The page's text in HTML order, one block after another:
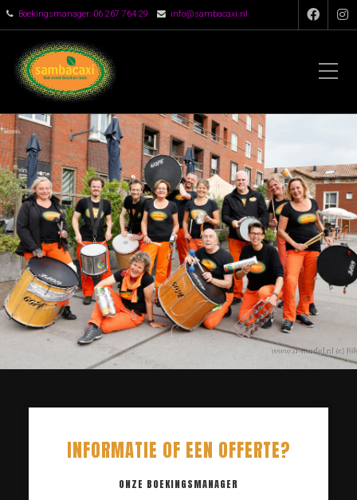
Boekingsmanager: 06 267 764 29 info@sambacaxi.nl
INFORMATIE OF EEN OFFERTE?
ONZE BOEKINGSMANAGER